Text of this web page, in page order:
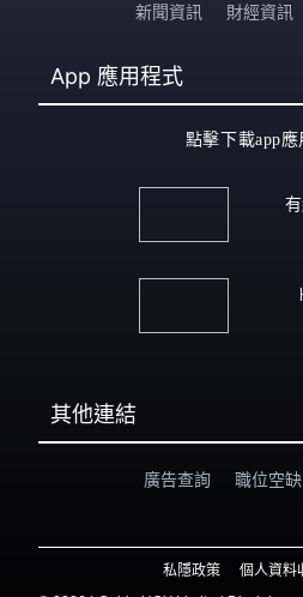
新聞資訊 財經資訊
App 應用程式
點擊下載app
其他連結
廣告查詢 職位空缺
私隱政策
個人資料